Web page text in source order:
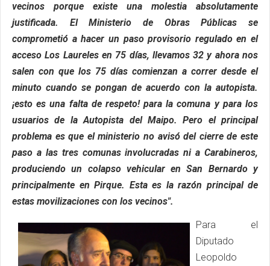
vecinos porque existe una molestia absolutamente
justificada. El Ministerio de Obras Públicas se
comprometió a hacer un paso provisorio regulado en el
acceso Los Laureles en 75 días, llevamos 32 y ahora nos
salen con que los 75 días comienzan a correr desde el
minuto cuando se pongan de acuerdo con la autopista.
¡esto es una falta de respeto! para la comuna y para los
usuarios de la Autopista del Maipo. Pero el principal
problema es que el ministerio no avisó del cierre de este
paso a las tres comunas involucradas ni a Carabineros,
produciendo un colapso vehicular en San Bernardo y
principalmente en Pirque. Esta es la razón principal de
estas movilizaciones con los vecinos".
Para el
Diputado
Leopoldo